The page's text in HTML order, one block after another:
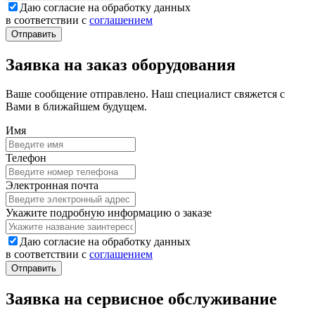
Даю согласие на обработку данных
в соответствии с соглашением
Заявка на заказ оборудования
Ваше сообщение отправлено. Наш специалист свяжется с
Вами в ближайшем будущем.
Имя
Телефон
Электронная почта
Укажите подробную информацию о заказе
Даю согласие на обработку данных
в соответствии с соглашением
Заявка на сервисное обслуживание